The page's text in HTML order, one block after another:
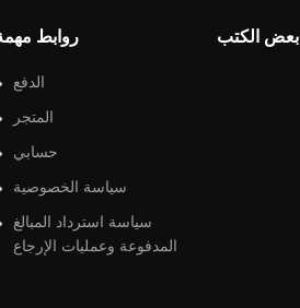
روابط
الدفع
المتجر
حسابي
سياسة الخصوصية
سياسة استرداد المبالغ
المدفوعة وعمليات الإرجاع
بعض الكتب